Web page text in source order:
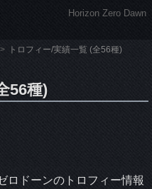
Horizon Zero Dawn
トロフィー/実績一覧 (全56種)
56種)
ロドーンのトロフィー情報